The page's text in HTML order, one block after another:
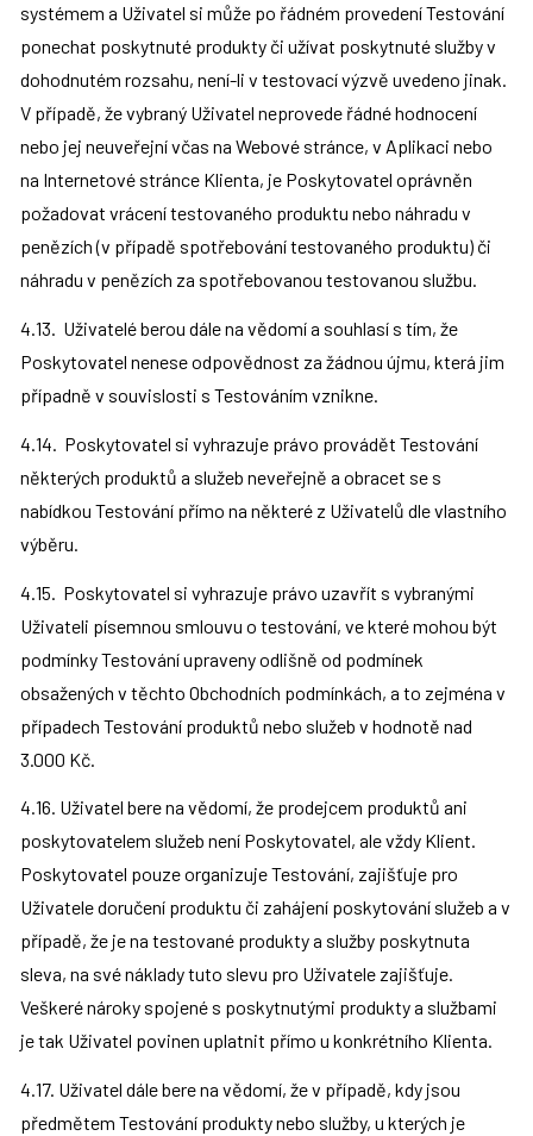
systémem a Uživatel si může po řádném provedení Testování
ponechat poskytnuté produkty či užívat poskytnuté služby v
dohodnutém rozsahu, není-li v testovací výzvě uvedeno jinak.
V případě, že vybraný Uživatel neprovede řádné hodnocení
nebo jej neuveřejní včas na Webové stránce, v Aplikaci nebo
na Internetové stránce Klienta, je Poskytovatel oprávněn
požadovat vrácení testovaného produktu nebo náhradu v
penězích (v případě spotřebování testovaného produktu) či
náhradu v penězích za spotřebovanou testovanou službu.
4.13.  Uživatelé berou dále na vědomí a souhlasí s tím, že
Poskytovatel nenese odpovědnost za žádnou újmu, která jim
případně v souvislosti s Testováním vznikne.
4.14.  Poskytovatel si vyhrazuje právo provádět Testování
některých produktů a služeb neveřejně a obracet se s
nabídkou Testování přímo na některé z Uživatelů dle vlastního
výběru.
4.15.  Poskytovatel si vyhrazuje právo uzavřít s vybranými
Uživateli písemnou smlouvu o testování, ve které mohou být
podmínky Testování upraveny odlišně od podmínek
obsažených v těchto Obchodních podmínkách, a to zejména v
případech Testování produktů nebo služeb v hodnotě nad
3.000 Kč.
4.16. Uživatel bere na vědomí, že prodejcem produktů ani
poskytovatelem služeb není Poskytovatel, ale vždy Klient.
Poskytovatel pouze organizuje Testování, zajišťuje pro
Uživatele doručení produktu či zahájení poskytování služeb a v
případě, že je na testované produkty a služby poskytnuta
sleva, na své náklady tuto slevu pro Uživatele zajišťuje.
Veškeré nároky spojené s poskytnutými produkty a službami
je tak Uživatel povinen uplatnit přímo u konkrétního Klienta.
4.17. Uživatel dále bere na vědomí, že v případě, kdy jsou
předmětem Testování produkty nebo služby, u kterých je